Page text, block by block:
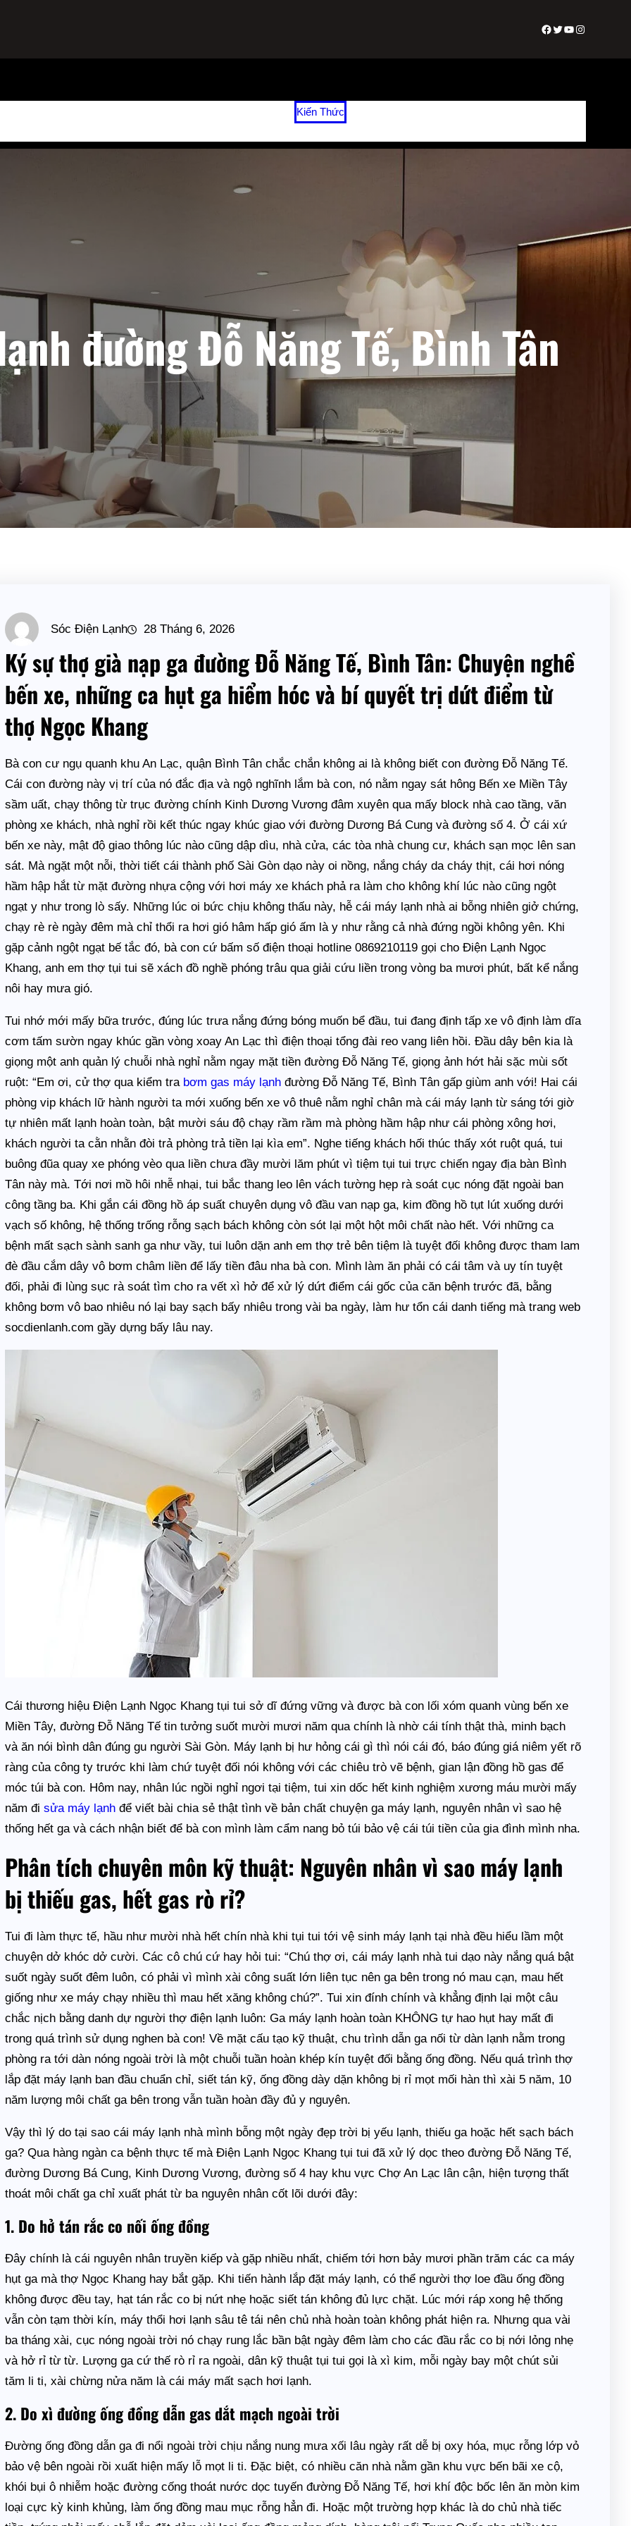
Facebook
Twitter
Youtube
Instagram
Kiến Thức
đường Đỗ Năng Tế, Bình Tân
Sóc Điện Lạnh 28 Tháng 6, 2026
Ký sự thợ già nạp ga đường Đỗ Năng Tế, Bình Tân: Chuyện nghề
bến xe, những ca hụt ga hiểm hóc và bí quyết trị dứt điểm từ
thợ Ngọc Khang
Bà con cư ngụ quanh khu An Lạc, quận Bình Tân chắc chắn không ai là không biết con đường Đỗ Năng Tế.
Cái con đường này vị trí của nó đắc địa và ngộ nghĩnh lắm bà con, nó nằm ngay sát hông Bến xe Miền Tây
sầm uất, chạy thông từ trục đường chính Kinh Dương Vương đâm xuyên qua mấy block nhà cao tầng, văn
phòng xe khách, nhà nghỉ rồi kết thúc ngay khúc giao với đường Dương Bá Cung và đường số 4. Ở cái xứ
bến xe này, mật độ giao thông lúc nào cũng dập dìu, nhà cửa, các tòa nhà chung cư, khách sạn mọc lên san
sát. Mà ngặt một nỗi, thời tiết cái thành phố Sài Gòn dạo này oi nồng, nắng cháy da cháy thịt, cái hơi nóng
hầm hập hắt từ mặt đường nhựa cộng với hơi máy xe khách phả ra làm cho không khí lúc nào cũng ngột
ngạt y như trong lò sấy. Những lúc oi bức chịu không thấu này, hễ cái máy lạnh nhà ai bỗng nhiên giở chứng,
chạy rè rè ngày đêm mà chỉ thổi ra hơi gió hâm hấp gió ấm là y như rằng cả nhà đứng ngồi không yên. Khi
gặp cảnh ngột ngạt bế tắc đó, bà con cứ bấm số điện thoại hotline 0869210119 gọi cho Điện Lạnh Ngọc
Khang, anh em thợ tụi tui sẽ xách đồ nghề phóng trâu qua giải cứu liền trong vòng ba mươi phút, bất kể nắng
nôi hay mưa gió.
Tui nhớ mới mấy bữa trước, đúng lúc trưa nắng đứng bóng muốn bể đầu, tui đang định tấp xe vô định làm dĩa
cơm tấm sườn ngay khúc gần vòng xoay An Lạc thì điện thoại tổng đài reo vang liên hồi. Đầu dây bên kia là
giọng một anh quản lý chuỗi nhà nghỉ nằm ngay mặt tiền đường Đỗ Năng Tế, giọng ảnh hớt hải sặc mùi sốt
ruột: “Em ơi, cử thợ qua kiểm tra bơm gas máy lạnh đường Đỗ Năng Tế, Bình Tân gấp giùm anh với! Hai cái
phòng vip khách lữ hành người ta mới xuống bến xe vô thuê nằm nghỉ chân mà cái máy lạnh từ sáng tới giờ
tự nhiên mất lạnh hoàn toàn, bật mười sáu độ chạy rầm rầm mà phòng hầm hập như cái phòng xông hơi,
khách người ta cằn nhằn đòi trả phòng trả tiền lại kìa em”. Nghe tiếng khách hối thúc thấy xót ruột quá, tui
buông đũa quay xe phóng vèo qua liền chưa đầy mười lăm phút vì tiệm tụi tui trực chiến ngay địa bàn Bình
Tân này mà. Tới nơi mồ hôi nhễ nhại, tui bắc thang leo lên vách tường hẹp rà soát cục nóng đặt ngoài ban
công tầng ba. Khi gắn cái đồng hồ áp suất chuyên dụng vô đầu van nạp ga, kim đồng hồ tụt lút xuống dưới
vạch số không, hệ thống trống rỗng sạch bách không còn sót lại một hột môi chất nào hết. Với những ca
bệnh mất sạch sành sanh ga như vầy, tui luôn dặn anh em thợ trẻ bên tiệm là tuyệt đối không được tham lam
đè đầu cắm dây vô bơm châm liền để lấy tiền đâu nha bà con. Mình làm ăn phải có cái tâm và uy tín tuyệt
đối, phải đi lùng sục rà soát tìm cho ra vết xì hở để xử lý dứt điểm cái gốc của căn bệnh trước đã, bằng
không bơm vô bao nhiêu nó lại bay sạch bấy nhiêu trong vài ba ngày, làm hư tổn cái danh tiếng mà trang web
socdienlanh.com gầy dựng bấy lâu nay.
Cái thương hiệu Điện Lạnh Ngọc Khang tụi tui sở dĩ đứng vững và được bà con lối xóm quanh vùng bến xe
Miền Tây, đường Đỗ Năng Tế tin tưởng suốt mười mươi năm qua chính là nhờ cái tính thật thà, minh bạch
và ăn nói bình dân đúng gu người Sài Gòn. Máy lạnh bị hư hỏng cái gì thì nói cái đó, báo đúng giá niêm yết rõ
ràng của công ty trước khi làm chứ tuyệt đối nói không với các chiêu trò vẽ bệnh, gian lận đồng hồ gas để
móc túi bà con. Hôm nay, nhân lúc ngồi nghỉ ngơi tại tiệm, tui xin dốc hết kinh nghiệm xương máu mười mấy
năm đisửa máy lạnh để viết bài chia sẻ thật tình về bản chất chuyện ga máy lạnh, nguyên nhân vì sao hệ
thống hết ga và cách nhận biết để bà con mình làm cẩm nang bỏ túi bảo vệ cái túi tiền của gia đình mình nha.
Phân tích chuyên môn kỹ thuật: Nguyên nhân vì sao máy lạnh
bị thiếu gas, hết gas rò rỉ?
Tui đi làm thực tế, hầu như mười nhà hết chín nhà khi tụi tui tới vệ sinh máy lạnh tại nhà đều hiểu lầm một
chuyện dở khóc dở cười. Các cô chú cứ hay hỏi tui: “Chú thợ ơi, cái máy lạnh nhà tui dạo này nắng quá bật
suốt ngày suốt đêm luôn, có phải vì mình xài công suất lớn liên tục nên ga bên trong nó mau cạn, mau hết
giống như xe máy chạy nhiều thì mau hết xăng không chú?”. Tui xin đính chính và khẳng định lại một câu
chắc nịch bằng danh dự người thợ điện lạnh luôn: Ga máy lạnh hoàn toàn KHÔNG tự hao hụt hay mất đi
trong quá trình sử dụng nghen bà con! Về mặt cấu tạo kỹ thuật, chu trình dẫn ga nối từ dàn lạnh nằm trong
phòng ra tới dàn nóng ngoài trời là một chuỗi tuần hoàn khép kín tuyệt đối bằng ống đồng. Nếu quá trình thợ
lắp đặt máy lạnh ban đầu chuẩn chỉ, siết tán kỹ, ống đồng dày dặn không bị rỉ mọt mối hàn thì xài 5 năm, 10
năm lượng môi chất ga bên trong vẫn tuần hoàn đầy đủ y nguyên.
Vậy thì lý do tại sao cái máy lạnh nhà mình bỗng một ngày đẹp trời bị yếu lạnh, thiếu ga hoặc hết sạch bách
ga? Qua hàng ngàn ca bệnh thực tế mà Điện Lạnh Ngọc Khang tụi tui đã xử lý dọc theo đường Đỗ Năng Tế,
đường Dương Bá Cung, Kinh Dương Vương, đường số 4 hay khu vực Chợ An Lạc lân cận, hiện tượng thất
thoát môi chất ga chỉ xuất phát từ ba nguyên nhân cốt lõi dưới đây:
1. Do hở tán rắc co nối ống đồng
Đây chính là cái nguyên nhân truyền kiếp và gặp nhiều nhất, chiếm tới hơn bảy mươi phần trăm các ca máy
hụt ga mà thợ Ngọc Khang hay bắt gặp. Khi tiến hành lắp đặt máy lạnh, có thể người thợ loe đầu ống đồng
không được đều tay, hạt tán rắc co bị nứt nhẹ hoặc siết tán không đủ lực chặt. Lúc mới ráp xong hệ thống
vẫn còn tạm thời kín, máy thổi hơi lạnh sâu tê tái nên chủ nhà hoàn toàn không phát hiện ra. Nhưng qua vài
ba tháng xài, cục nóng ngoài trời nó chạy rung lắc bần bật ngày đêm làm cho các đầu rắc co bị nới lỏng nhẹ
và hở rỉ từ từ. Lượng ga cứ thế rò rỉ ra ngoài, dân kỹ thuật tụi tui gọi là xì kim, mỗi ngày bay một chút sủi
tăm li ti, xài chừng nửa năm là cái máy mất sạch hơi lạnh.
2. Do xì đường ống đồng dẫn gas dắt mạch ngoài trời
Đường ống đồng dẫn ga đi nổi ngoài trời chịu nắng nung mưa xối lâu ngày rất dễ bị oxy hóa, mục rỗng lớp vỏ
bảo vệ bên ngoài rồi xuất hiện mấy lỗ mọt li ti. Đặc biệt, có nhiều căn nhà nằm gần khu vực bến bãi xe cộ,
khói bụi ô nhiễm hoặc đường cống thoát nước dọc tuyến đường Đỗ Năng Tế, hơi khí độc bốc lên ăn mòn kim
loại cực kỳ kinh khủng, làm ống đồng mau mục rỗng hẳn đi. Hoặc một trường hợp khác là do chủ nhà tiếc